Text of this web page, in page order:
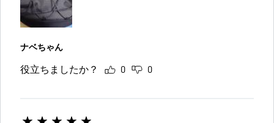
ナベちゃん
役立ちましたか？ 0 0